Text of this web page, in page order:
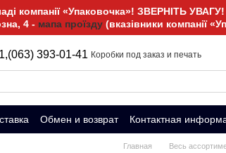
компанії «Упаковочка»! ЗВЕРНІТЬ
4 - мапа проїзду (вказівники компанії
(063) 393-01-41 Коробки под заказ и печать
Обмен и возврат Контактная
Главная Весь